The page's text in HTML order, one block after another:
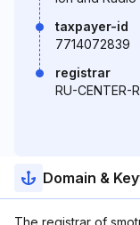
taxpayer-id
7714072839
registrar
RU-CENTER-
Domain &
The registrar of